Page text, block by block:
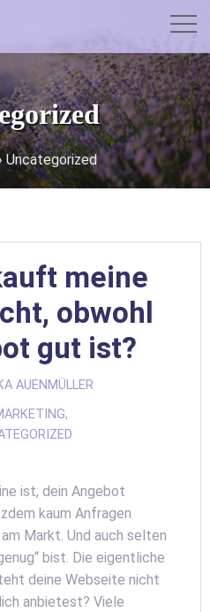
Uncategorized
meine
obwohl
gut ist?
AUENMÜLLER
,
ist, dein Angebot
kaum Anfragen
Markt. Und auch selten
bist. Die eigentliche
deine Webseite nicht
anbietest? Viele